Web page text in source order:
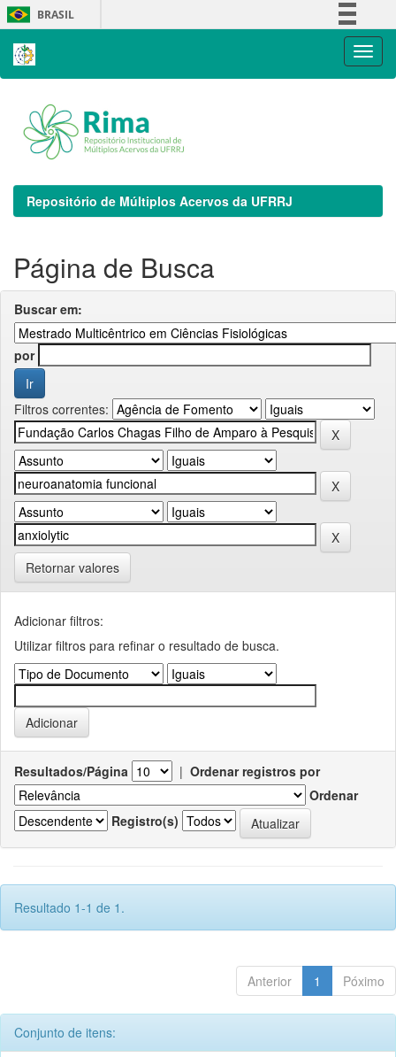
Skip
navigation
BRASIL
Repositório de Múltiplos Acervos da UFRRJ
Página de Busca
Buscar em:
por
Filtros correntes:
Retornar valores
Adicionar filtros:
Utilizar filtros para refinar o resultado de busca.
Resultados/Página | Ordenar registros por
Ordenar
Registro(s)
Resultado 1-1 de 1.
Anterior 1 Póximo
Conjunto de itens: